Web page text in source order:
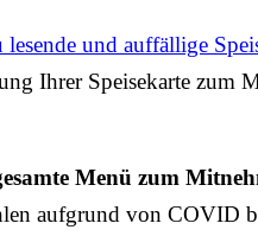
lesende und auffällige
Ihrer Speisekarte
Menü zum
aufgrund von COVID